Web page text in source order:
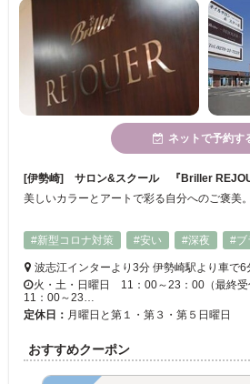
ネットで予約す
[伊勢崎] サロン&スクール 『Briller
#新型コロナ対策
#安い #深夜 #ブ
波志江インターより3分 伊勢崎駅より車で6
火・土・日曜日 11：00～23：00（最終
11：00～23…
定休日： 月曜日と第１・第３・第５日曜日
おすすめクーポン